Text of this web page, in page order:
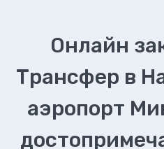
Онлайн
Трансфер в
аэропорт